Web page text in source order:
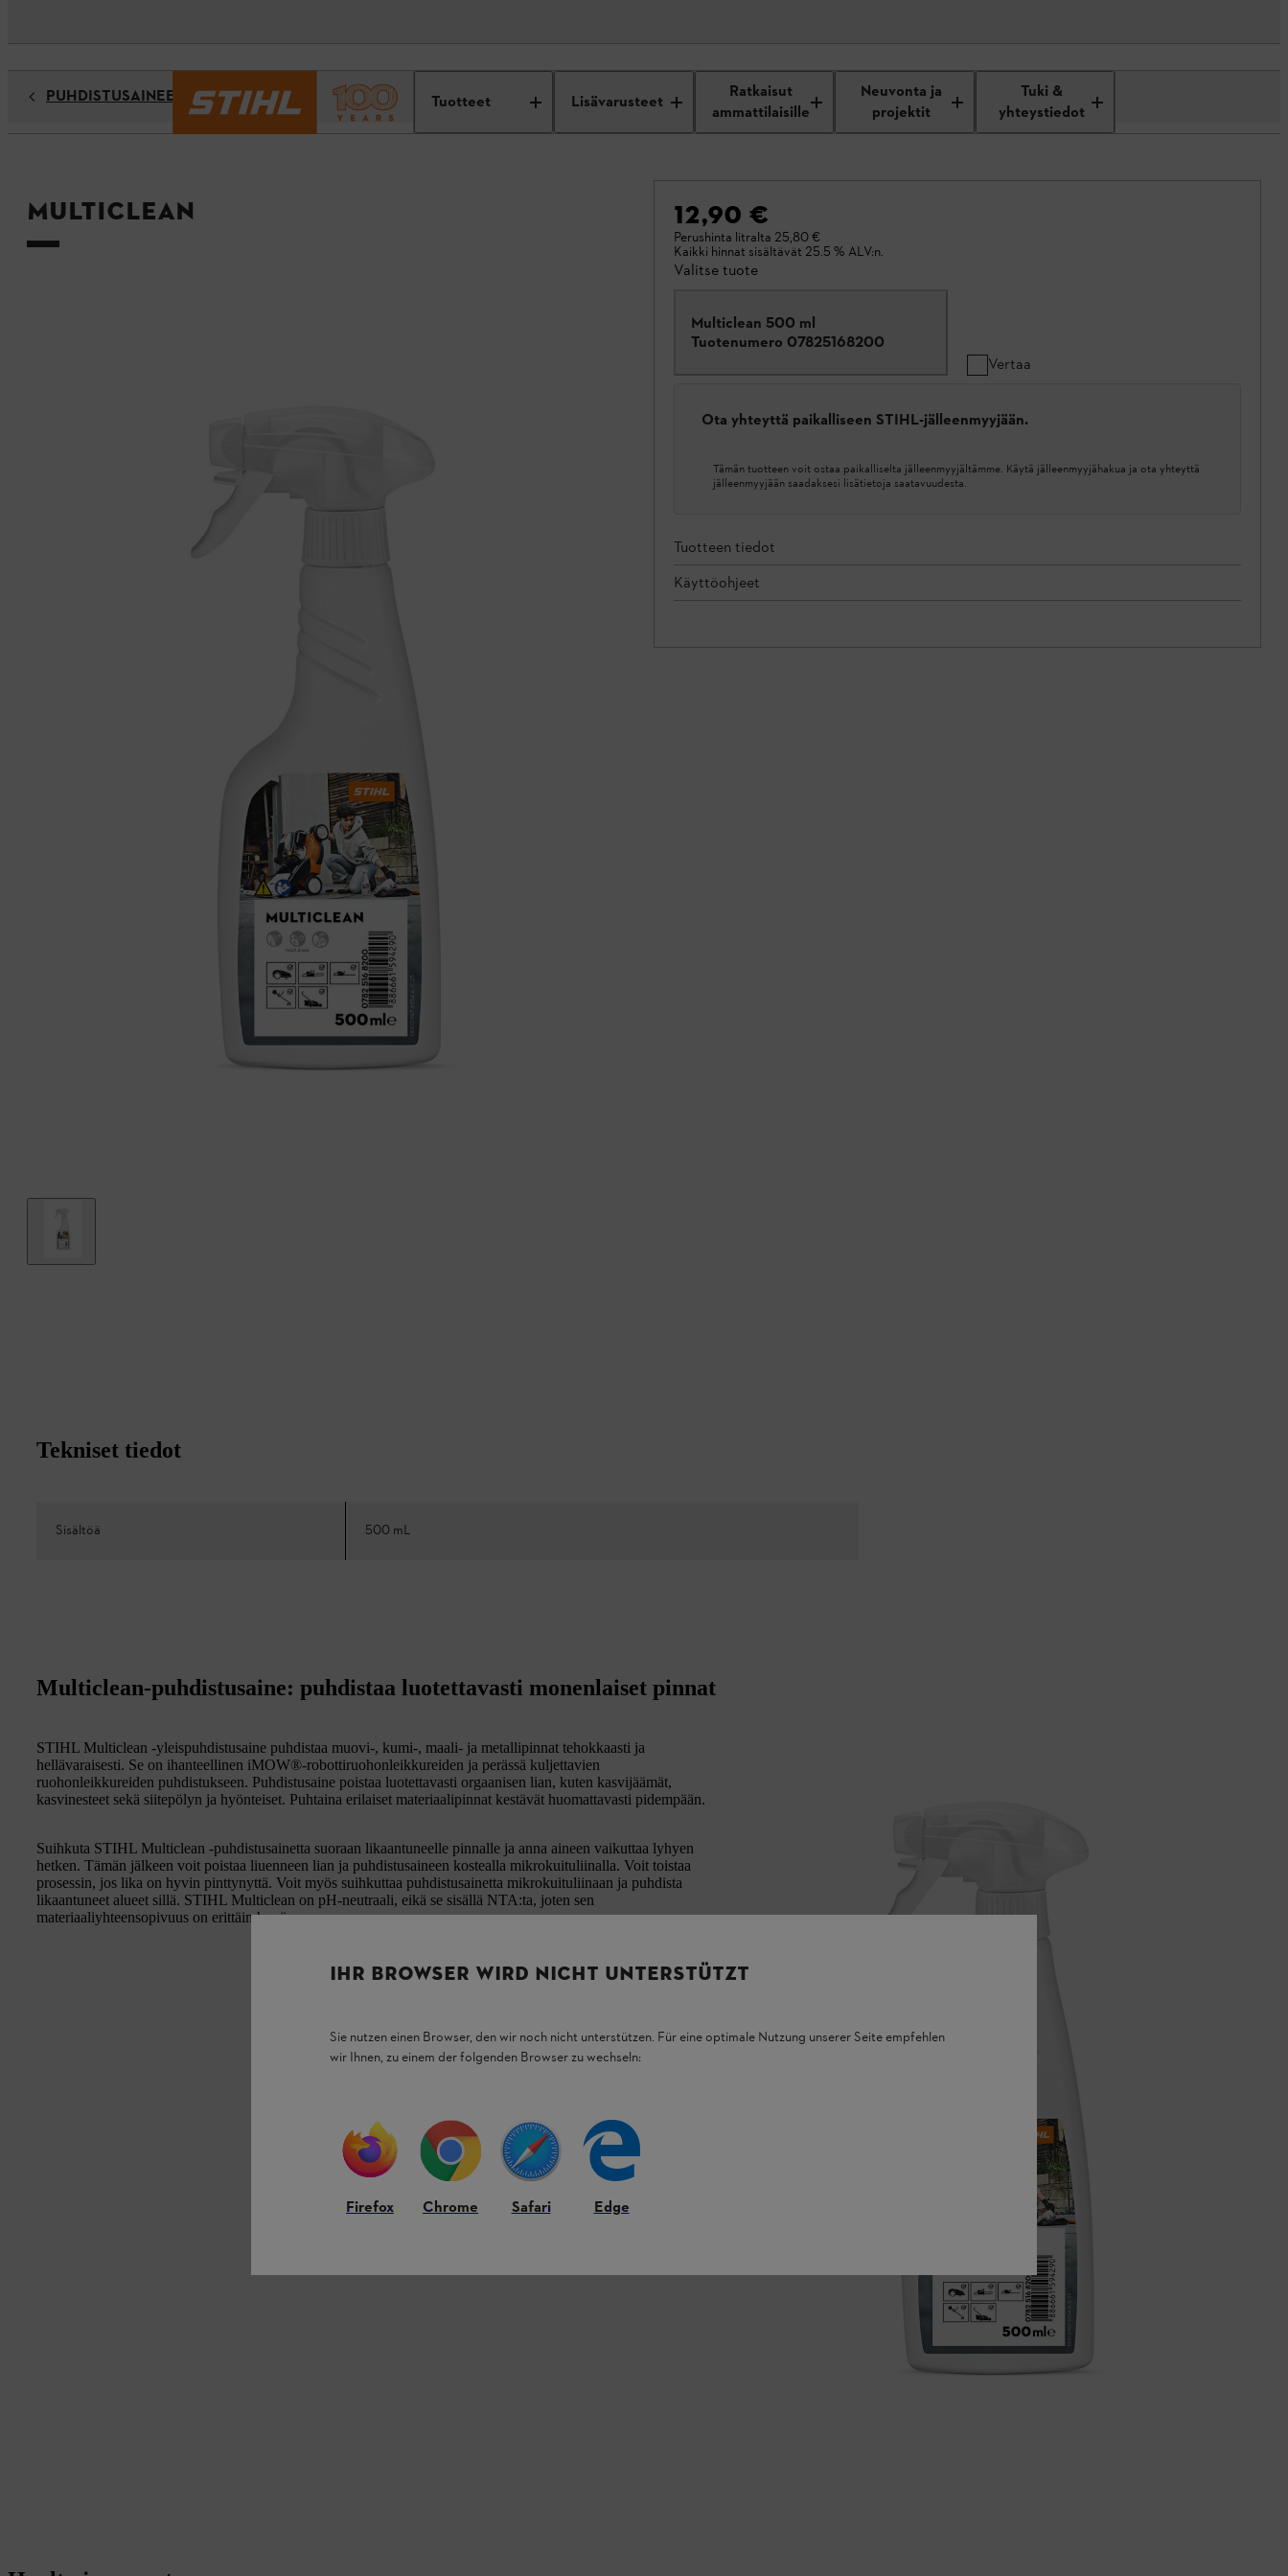
Tuotteet Lisävarusteet
Ratkaisut
ammattilaisille
Neuvonta ja
projektit
Tuki &
yhteystiedot
PUHDISTUSAINEET / HOITOAINEET
Multiclean 12,90 €
Perushinta litralta 25,80 €
Kaikki hinnat sisältävät 25.5 % ALV:n.
Valitse tuote
Multiclean 500 ml
Tuotenumero 07825168200
Vertaa
Ota yhteyttä paikalliseen STIHL-jälleenmyyjään.
Tämän tuotteen voit ostaa paikalliselta jälleenmyyjältämme. Käytä jälleenmyyjähakua ja ota yhteyttä
jälleenmyyjään saadaksesi lisätietoja saatavuudesta.
Tuotteen tiedot
Käyttöohjeet
Tekniset tiedot
Sisältöä 500 mL
Multiclean-puhdistusaine: puhdistaa luotettavasti monenlaiset pinnat
STIHL Multiclean -yleispuhdistusaine puhdistaa muovi-, kumi-, maali- ja metallipinnat tehokkaasti ja
hellävaraisesti. Se on ihanteellinen iMOW®-robottiruohonleikkureiden ja perässä kuljettavien
ruohonleikkureiden puhdistukseen. Puhdistusaine poistaa luotettavasti orgaanisen lian, kuten kasvijäämät,
kasvinesteet sekä siitepölyn ja hyönteiset. Puhtaina erilaiset materiaalipinnat kestävät huomattavasti pidempään.
Suihkuta STIHL Multiclean -puhdistusainetta suoraan likaantuneelle pinnalle ja anna aineen vaikuttaa lyhyen
hetken. Tämän jälkeen voit poistaa liuenneen lian ja puhdistusaineen kostealla mikrokuituliinalla. Voit toistaa
prosessin, jos lika on hyvin pinttynyttä. Voit myös suihkuttaa puhdistusainetta mikrokuituliinaan ja puhdista
likaantuneet alueet sillä. STIHL Multiclean on pH-neutraali, eikä se sisällä NTA:ta, joten sen
materiaaliyhteensopivuus on erittäin hyvä.
IHR BROWSER WIRD NICHT UNTERSTÜTZT
Sie nutzen einen Browser, den wir noch nicht unterstützen. Für eine optimale Nutzung unserer Seite empfehlen
wir Ihnen, zu einem der folgenden Browser zu wechseln:
Firefox Chrome Safari Edge